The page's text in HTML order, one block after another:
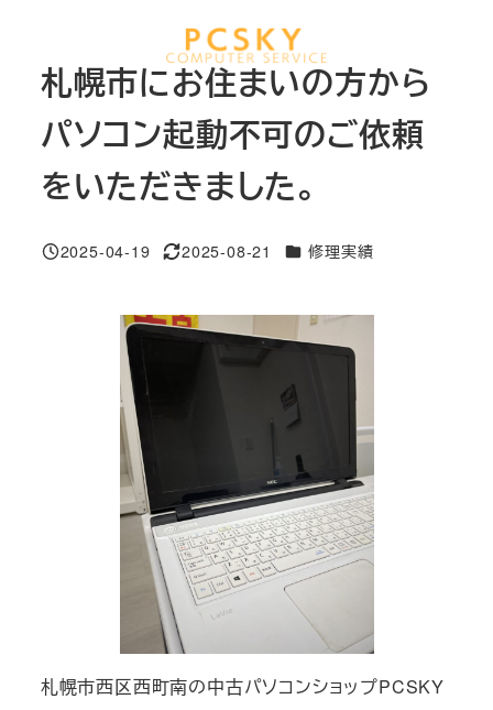
札幌市にお住まいの方から
パソコン起動不可のご依頼
をいただきました。
投稿日
2025-04-19
更新日
2025-08-21 カテゴリー
修理実績
札幌市西区西町南の中古パソコンショップPCSKY